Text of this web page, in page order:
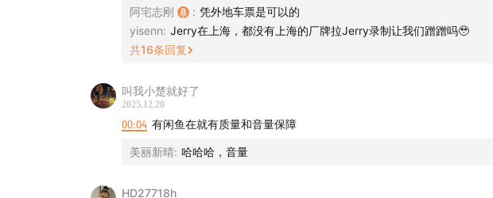
参与线下录制：
微信公众号【福立社喜剧】 将定期发布聊天会相关信息；福州以外的听
听友群：添加客服微信Comedystore，备注聊天会听众，小助手会帮你
阿宅志刚 : 凭外地车票是可以的
yisenn: Jerry在上海，都没有上海的厂牌拉Jerry录制让我们蹭蹭吗🥹
共16条回复
叫我小楚就好了
2025.12.20
00:04 有闲鱼在就有质量和音量保障
美丽新晴: 哈哈哈，音量
HD27718h